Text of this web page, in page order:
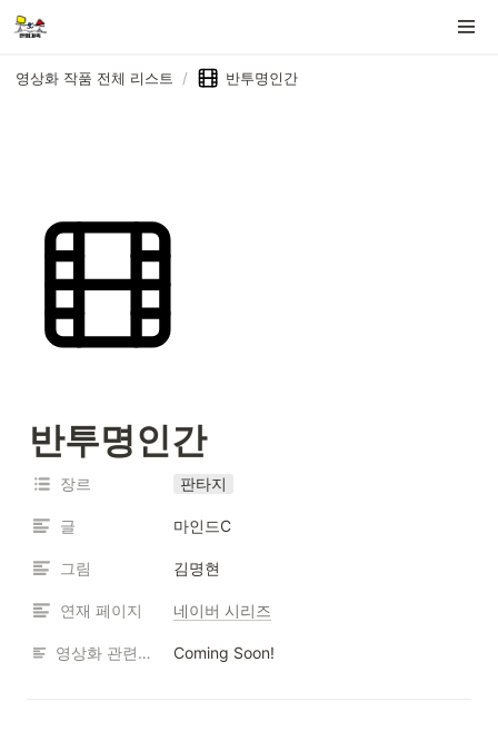
영상화 작품 전체 리스트 / 반투명인간
반투명인간
장르 판타지
글 마인드C
그림 김명현
연재 페이지 네이버 시리즈
영상화 관련 페이지 Coming Soon!